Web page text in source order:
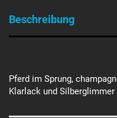
Beschreibung
Pferd im Sprung,
Klarlack und